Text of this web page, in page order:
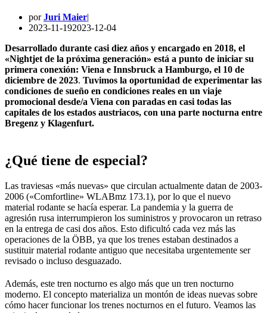
porJuri Maier
2023-11-192023-12-04
Desarrollado durante casi diez años y encargado en 2018, el
«Nightjet de la próxima generación» está a punto de iniciar su
primera conexión: Viena e Innsbruck a Hamburgo, el 10 de
diciembre de 2023. Tuvimos la oportunidad de experimentar las
condiciones de sueño en condiciones reales en un viaje
promocional desde/a Viena con paradas en casi todas las
capitales de los estados austriacos, con una parte nocturna entre
Bregenz y Klagenfurt.
¿Qué tiene de especial?
Las traviesas «más nuevas» que circulan actualmente datan de 2003-
2006 («Comfortline» WLABmz 173.1), por lo que el nuevo
material rodante se hacía esperar. La pandemia y la guerra de
agresión rusa interrumpieron los suministros y provocaron un retraso
en la entrega de casi dos años. Esto dificultó cada vez más las
operaciones de la ÖBB, ya que los trenes estaban destinados a
sustituir material rodante antiguo que necesitaba urgentemente ser
revisado o incluso desguazado.
Además, este tren nocturno es algo más que un tren nocturno
moderno. El concepto materializa un montón de ideas nuevas sobre
cómo hacer funcionar los trenes nocturnos en el futuro. Veamos las